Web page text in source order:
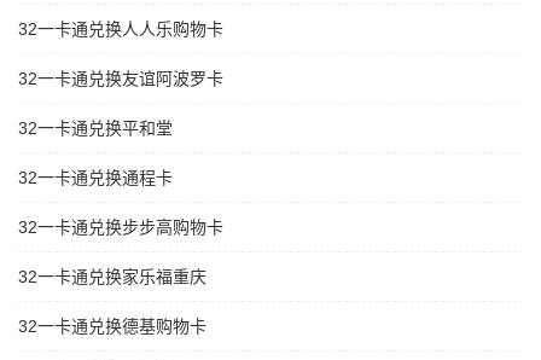
32一卡通兑换人人乐购物卡
32一卡通兑换友谊阿波罗卡
32一卡通兑换平和堂
32一卡通兑换通程卡
32一卡通兑换步步高购物卡
32一卡通兑换家乐福重庆
32一卡通兑换德基购物卡